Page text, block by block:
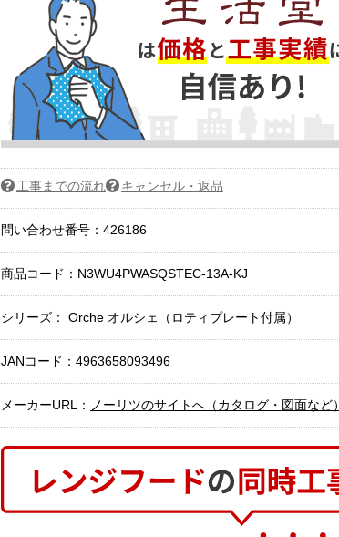
工事までの流れ キャンセル・返品
問い合わせ番号：426186
商品コード： N3WU4PWASQSTEC-13A-KJ
シリーズ： Orche オルシェ（ロティプレート付属）
JANコード：4963658093496
メーカーURL： ノーリツのサイトへ（カタログ・図面など）